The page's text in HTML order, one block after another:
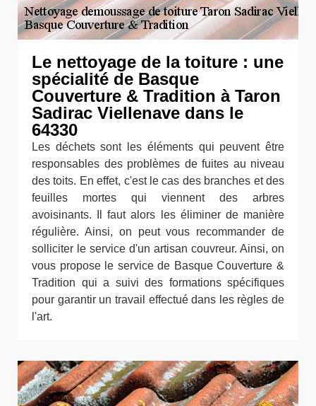
Le nettoyage de la toiture : une
spécialité de Basque
Couverture & Tradition à Taron
Sadirac Viellenave dans le
64330
Les déchets sont les éléments qui peuvent être
responsables des problèmes de fuites au niveau
des toits. En effet, c'est le cas des branches et des
feuilles mortes qui viennent des arbres
avoisinants. Il faut alors les éliminer de manière
régulière. Ainsi, on peut vous recommander de
solliciter le service d'un artisan couvreur. Ainsi, on
vous propose le service de Basque Couverture &
Tradition qui a suivi des formations spécifiques
pour garantir un travail effectué dans les règles de
l'art.